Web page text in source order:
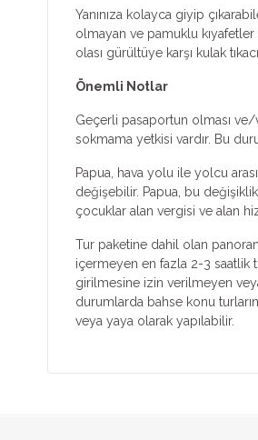
Yanınıza kolayca giyip
olmayan ve pamuklu
olası gürültüye karşı kulak
Önemli Notlar
Geçerli pasaportun olması
sokmama yetkisi vardır. Bu
Papua, hava yolu ile yolcu
değişebilir. Papua, bu
çocuklar alan vergisi ve alan
Tur paketine dahil olan
içermeyen en fazla 2-3 saatlik
girilmesine izin verilmeyen
durumlarda bahse konu
veya yaya olarak yapılabilir.